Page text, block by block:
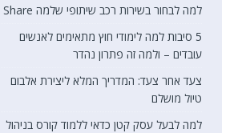
למה לבחור בשירות רכב שיתופי שלמה Share
5 סיבות למה לימודי חוץ מתאימים לאנשים
עובדים – ולמה זה פתרון נהדר
צעד אחר צעד: המדריך המלא ליצירת אלבום
טיול מושלם
למה לבעל עסק קטן כדאי ללמוד קורס בניהול